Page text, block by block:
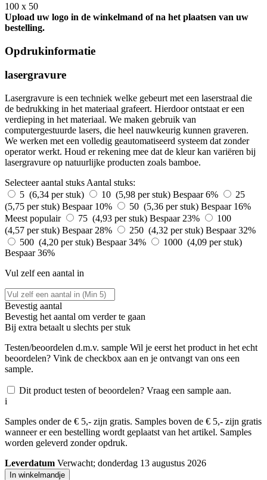
100 x 50
Upload uw logo in de winkelmand of na het plaatsen van uw
bestelling.
Opdrukinformatie
lasergravure
Lasergravure is een techniek welke gebeurt met een laserstraal die
de bedrukking in het materiaal grafeert. Hierdoor ontstaat er een
verdieping in het materiaal. We maken gebruik van
computergestuurde lasers, die heel nauwkeurig kunnen graveren.
We werken met een volledig geautomatiseerd systeem dat zonder
operator werkt. Houd er rekening mee dat de kleur kan variëren bij
lasergravure op natuurlijke producten zoals bamboe.
Selecteer aantal stuks Aantal stuks:
5 (6,34 per stuk)
10 (5,98 per stuk) Bespaar 6%
25
(5,75 per stuk) Bespaar 10% 50 (5,36 per stuk) Bespaar 16%
Meest populair
75 (4,93 per stuk) Bespaar 23%
100
(4,57 per stuk) Bespaar 28% 250 (4,32 per stuk) Bespaar 32%
500 (4,20 per stuk) Bespaar 34%
1000 (4,09 per stuk)
Bespaar 36%
Vul zelf een aantal in
Bevestig aantal
Bevestig het aantal om verder te gaan
Bij extra betaalt u slechts per stuk
Testen/beoordelen d.m.v. sample Wil je eerst het product in het echt
beoordelen? Vink de checkbox aan en je ontvangt van ons een
sample.
Dit product testen of beoordelen? Vraag een sample aan.
i
Samples onder de € 5,- zijn gratis. Samples boven de € 5,- zijn gratis
wanneer er een bestelling wordt geplaatst van het artikel. Samples
worden geleverd zonder opdruk.
Leverdatum Verwacht; donderdag 13 augustus 2026
In winkelmandje